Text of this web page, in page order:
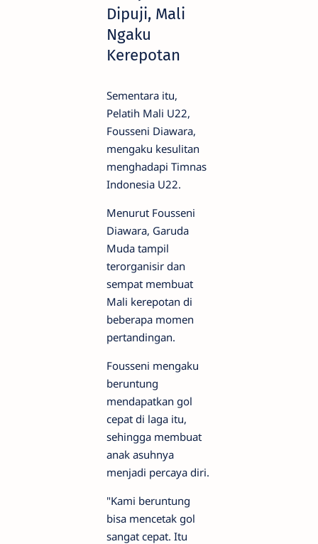
Dipuji, Mali
Ngaku
Kerepotan
Sementara itu,
Pelatih Mali U22,
Fousseni Diawara,
mengaku kesulitan
menghadapi Timnas
Indonesia U22.
Menurut Fousseni
Diawara, Garuda
Muda tampil
terorganisir dan
sempat membuat
Mali kerepotan di
beberapa momen
pertandingan.
Fousseni mengaku
beruntung
mendapatkan gol
cepat di laga itu,
sehingga membuat
anak asuhnya
menjadi percaya diri.
"Kami beruntung
bisa mencetak gol
sangat cepat. Itu